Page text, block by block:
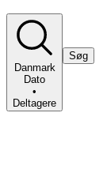
Danmark
Dato
•
Deltagere
Søg